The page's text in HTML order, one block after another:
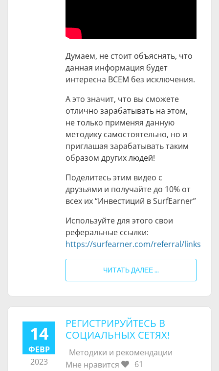
Думаем, не стоит объяснять, что
данная информация будет
интересна ВСЕМ без исключения.
А это значит, что вы сможете
отлично зарабатывать на этом,
не только применяя данную
методику самостоятельно, но и
приглашая зарабатывать таким
образом других людей!
Поделитесь этим видео с
друзьями и получайте до 10% от
всех их “Инвестиций в SurfEarner”
Используйте для этого свои
реферальные ссылки:
https://surfearner.com/referral/links
ЧИТАТЬ ДАЛЕЕ ...
14
ФЕВР
2023
РЕГИСТРИРУЙТЕСЬ В
СОЦИАЛЬНЫХ СЕТЯХ!
Методики и рекомендации
Мне нравится
61